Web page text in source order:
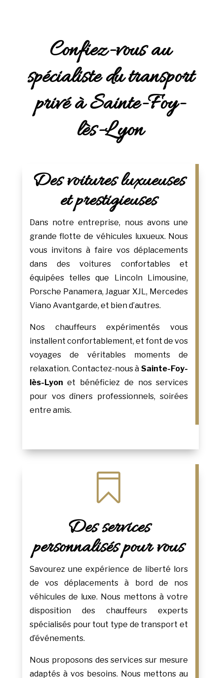
Confiez-vous au
spécialiste du transport
privé à Sainte-Foy-
lès-Lyon
Des voitures luxueuses
et prestigieuses
Dans notre entreprise, nous avons une
grande flotte de véhicules luxueux. Nous
vous invitons à faire vos déplacements
dans des voitures confortables et
équipées telles que Lincoln Limousine,
Porsche Panamera, Jaguar XJL, Mercedes
Viano Avantgarde, et bien d’autres.
Nos chauffeurs expérimentés vous
installent confortablement, et font de vos
voyages de véritables moments de
relaxation. Contactez-nous àSainte-Foy-
lès-Lyon et bénéficiez de nos services
pour vos dîners professionnels, soirées
entre amis.

Des services
personnalisés pour vous
Savourez une expérience de liberté lors
de vos déplacements à bord de nos
véhicules de luxe. Nous mettons à votre
disposition des chauffeurs experts
spécialisés pour tout type de transport et
d’événements.
Nous proposons des services sur mesure
adaptés à vos besoins. Nous mettons au